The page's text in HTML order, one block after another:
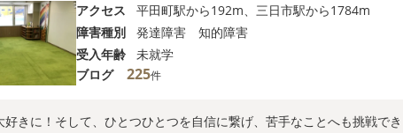
アクセス
平田町駅から192m、三日市駅から1784m
障害種別
発達障害 知的障害
受入年齢
未就学
ブログ
225件
きに！そして、ひとつひとつを自信に繋げ、苦手なことへも挑戦でき